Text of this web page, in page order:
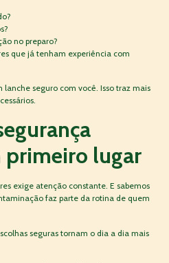
no preparo?
que já tenham experiência com
seguro com você. Isso traz mais
primeiro lugar
exige atenção constante. E sabemos
faz parte da rotina de quem
seguras tornam o dia a dia mais